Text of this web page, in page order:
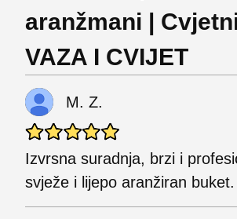
aranžmani |
VAZA I CVIJET
M. Z.
Izvrsna suradnja, brzi i
svježe i lijepo aranžiran buket.